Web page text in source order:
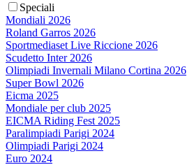
Speciali
Mondiali 2026
Roland Garros 2026
Sportmediaset Live Riccione 2026
Scudetto Inter 2026
Olimpiadi Invernali Milano Cortina 2026
Super Bowl 2026
Eicma 2025
Mondiale per club 2025
EICMA Riding Fest 2025
Paralimpiadi Parigi 2024
Olimpiadi Parigi 2024
Euro 2024